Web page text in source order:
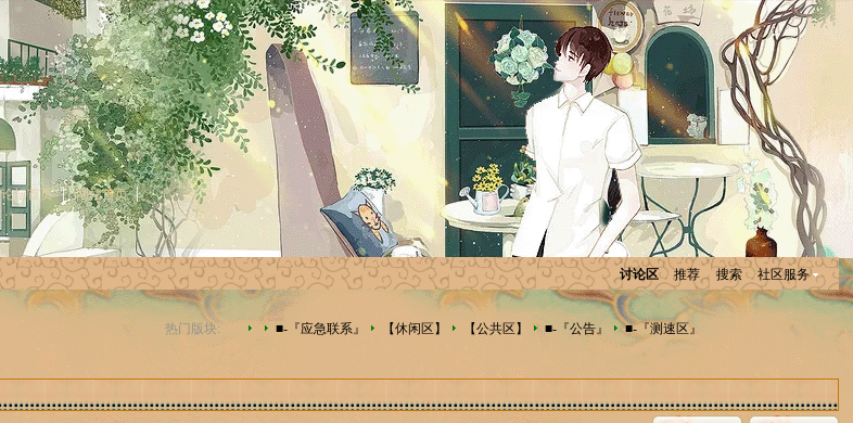
论坛首页 网站首页
讨论区 推荐 搜索 社区服务
热门版块: ■-『应急联系』 【休闲区】 【公共区】 ■-『公告』 ■-『测速区』